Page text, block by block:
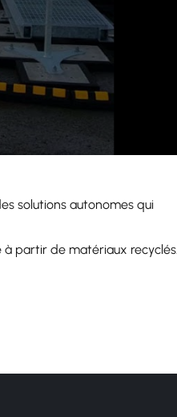
solutions autonomes qui
partir de matériaux recyclés.